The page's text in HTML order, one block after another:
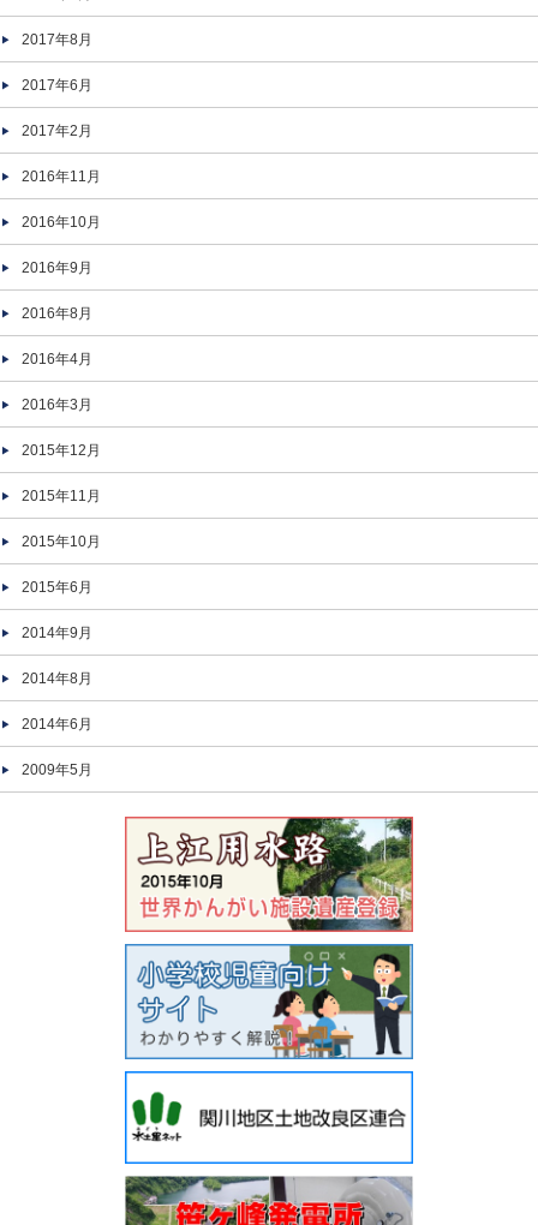
2017年8月
2017年6月
2017年2月
2016年11月
2016年10月
2016年9月
2016年8月
2016年4月
2016年3月
2015年12月
2015年11月
2015年10月
2015年6月
2014年9月
2014年8月
2014年6月
2009年5月